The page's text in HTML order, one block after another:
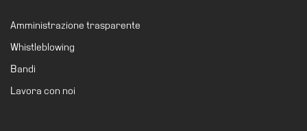
evento
Amministrazione
trasparente
Whistleblowing
Amministrazione trasparente
Whistleblowing
Bandi
Lavora con noi